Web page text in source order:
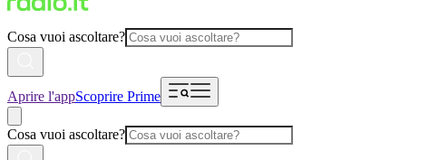
Cosa vuoi ascoltare?
Aprire l'appScoprire Prime
Cosa vuoi ascoltare?